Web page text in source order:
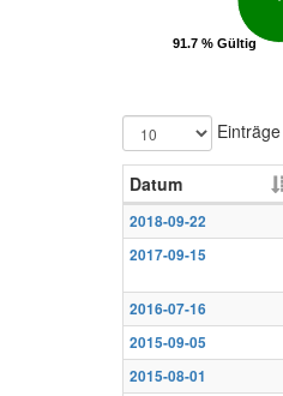
91.7 % Gültig
91.7 % Gültig
Datum
2018-09-22
2017-09-15
2016-07-16
2015-09-05
2015-08-01